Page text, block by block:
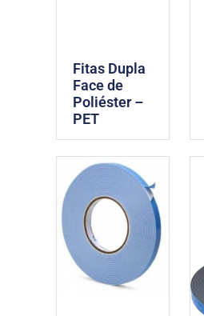
Fitas Dupla
Face de
Poliéster –
PET